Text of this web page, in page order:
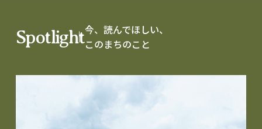
Spotlight今、読んでほしい、
このまちのこと